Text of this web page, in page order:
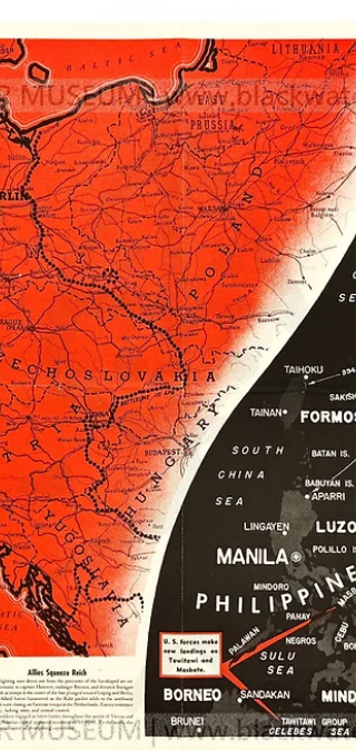
館藏》 1. 基本資料 (Basic Information) 文物名
稱： 民國31年(1942)，美國愛爾琴（Elgin）
Cal. 580 小秒針軍用規格手錶 英文名稱：
1942 Elgin Cal. 580 Military Style Sub-Second
Wristwatch 文物序號： 機芯序號 T 186765 / 錶
殼序號 68289 製造年份： 民國31年(1942)末
（第二次世界大戰期間） 製造單位： 美國愛
爾琴鐘錶公司 (Elgin National Watch
錶殼製造：Keystone Watch Case Co. 美軍同
公發型號： 美國陸軍軍械部 ORD. DEPT.
Type O.G. / 美國海軍 (U.S.